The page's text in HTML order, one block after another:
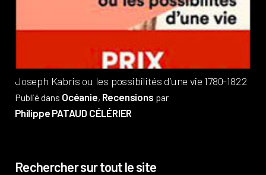
Joseph Kabris ou les possibilités d’une vie 1780-1822
Publié dans Océanie, Recensions par
Philippe PATAUD CÉLÉRIER
Rechercher sur tout le site